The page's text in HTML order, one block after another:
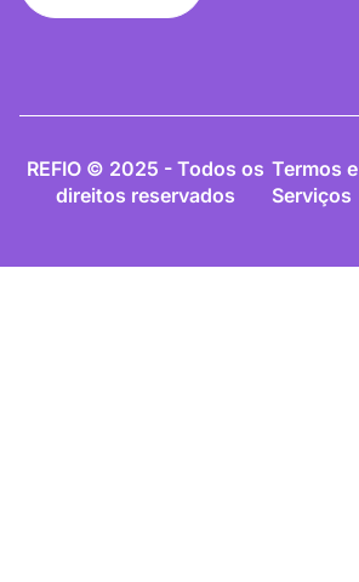
REFIO © 2025 - Todos os
direitos reservados
Termos e
Serviços